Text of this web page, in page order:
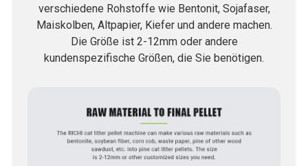
verschiedene Rohstoffe wie Bentonit, Sojafaser,
Maiskolben, Altpapier, Kiefer und andere machen.
Die Größe ist 2-12mm oder andere
kundenspezifische Größen, die Sie benötigen.